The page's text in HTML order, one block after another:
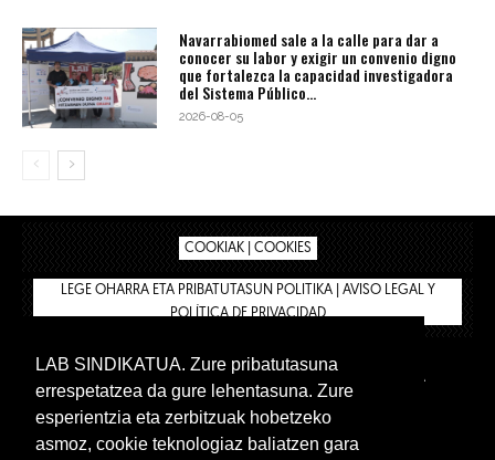
Navarrabiomed sale a la calle para dar a
conocer su labor y exigir un convenio digno
que fortalezca la capacidad investigadora
del Sistema Público...
2026-08-05
COOKIAK | COOKIES
LEGE OHARRA ETA PRIBATUTASUN POLITIKA | AVISO LEGAL Y
POLÍTICA DE PRIVACIDAD
BIZILAN.EUS
TIENDA
INTRANET 🔑
Euskera Castellano
LAB SINDIKATUA. Zure pribatutasuna
errespetatzea da gure lehentasuna. Zure
esperientzia eta zerbitzuak hobetzeko
asmoz, cookie teknologiaz baliatzen gara